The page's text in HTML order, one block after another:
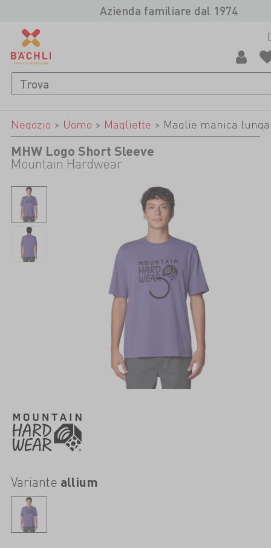
Azienda familiare dal 1974
Negozio > Uomo > Magliette > Maglie manica lunga
MHW Logo Short Sleeve
Mountain Hardwear
Variante allium